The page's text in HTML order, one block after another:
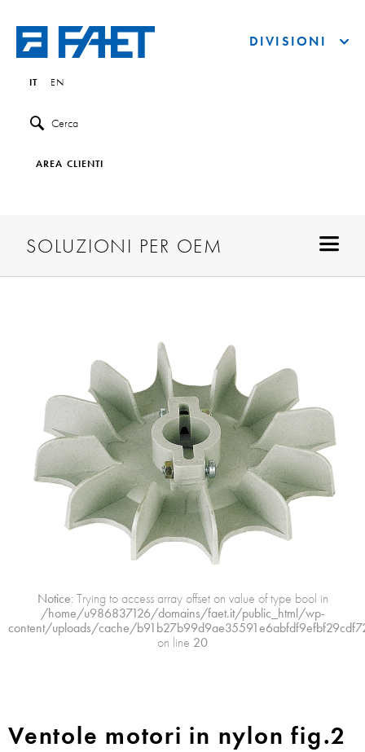
IT EN
Cerca
AREA CLIENTI
DIVISIONI
SOLUZIONI PER OEM
Notice: Trying to access array offset on value of type bool in
/home/u986837126/domains/faet.it/public_html/wp-
content/uploads/cache/
on line 20
Ventole motori in nylon fig.2